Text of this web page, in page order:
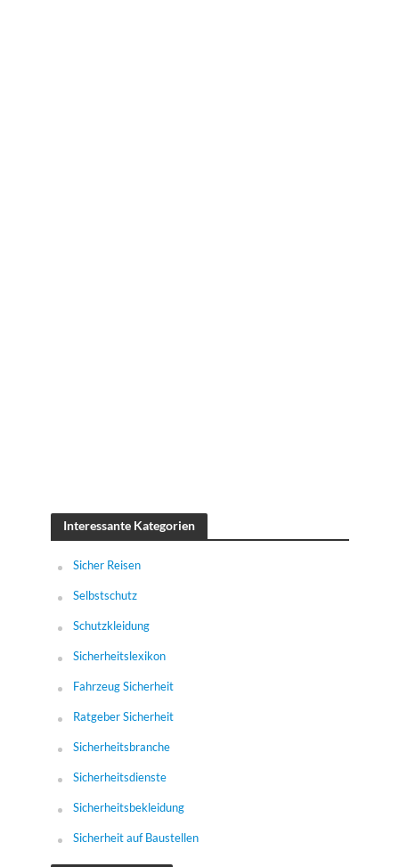
Interessante Kategorien
Sicher Reisen
Selbstschutz
Schutzkleidung
Sicherheitslexikon
Fahrzeug Sicherheit
Ratgeber Sicherheit
Sicherheitsbranche
Sicherheitsdienste
Sicherheitsbekleidung
Sicherheit auf Baustellen